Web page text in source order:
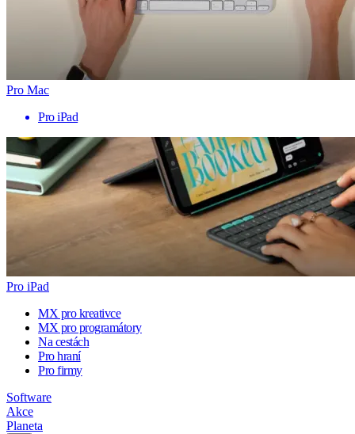
Pro Mac
Pro iPad
Pro iPad
MX pro kreativce
MX pro programátory
Na cestách
Pro hraní
Pro firmy
Software
Akce
Planeta